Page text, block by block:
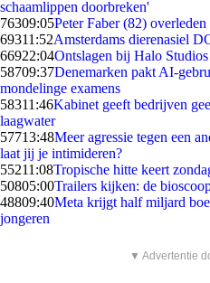
schaamlippen doorbreken'
76309:05Peter Faber (82) overleden
69311:52Amsterdams dierenasiel
66922:04Ontslagen bij Halo
58709:37Denemarken pakt AI-
mondelinge examens
58311:46Kabinet geeft bedrijven
laagwater
57713:48Meer agressie tegen een
laat jij je intimideren?
55211:08Tropische hitte keert
50805:00Trailers kijken: de
48809:40Meta krijgt half miljard
jongeren
▼ Advertentie